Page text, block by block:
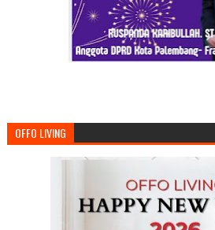
OFFO LIVING